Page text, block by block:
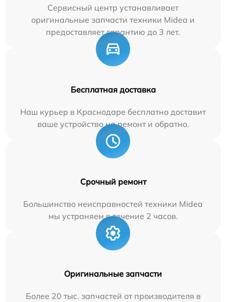
Сервисный центр устанавливает
оригинальные запчасти техники Midea и
предоставляет гарантию до 3 лет.
Бесплатная доставка
Наш курьер в Краснодаре бесплатно доставит
ваше устройство на ремонт и обратно.
Срочный ремонт
Большинство неисправностей техники Midea
мы устраняем в течение 2 часов.
Оригинальные запчасти
Более 20 тыс. запчастей от производителя в